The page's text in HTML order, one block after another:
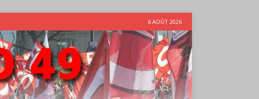
6 AOÛT 2026